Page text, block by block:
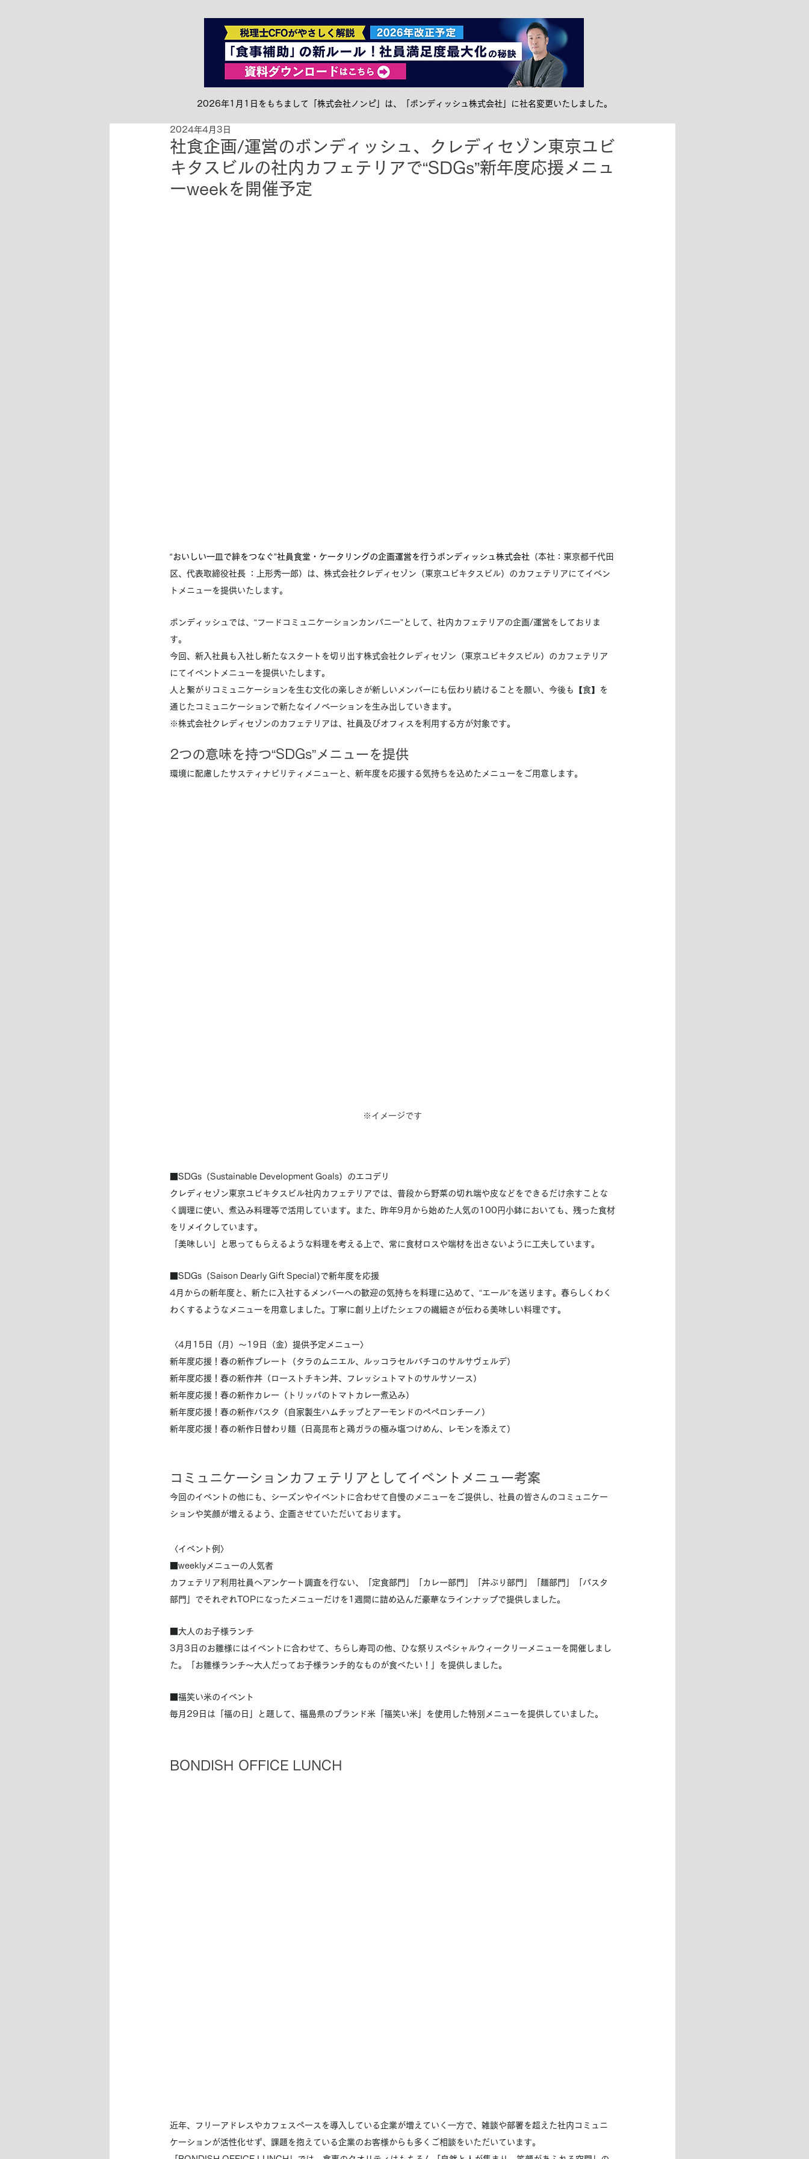
お知らせ&リリース 社食トピック ケータリング サステナブル メンバー紹介
社食企画/運営のボンディッシュ、クレディセゾン東京ユビ
キタスビルの社内カフェテリアで“SDGs”新年度応援メニュ
ーweekを開催予定
2024年4月3日
“おいしい一皿で絆をつなぐ”社員食堂・ケータリングの企画運営を行うボンディッシュ株式会社 （本社：東京都千代田
区、代表取締役社長 ：上形秀一郎）は、株式会社クレディセゾン（東京ユビキタスビル）のカフェテリアにてイベン
トメニューを提供いたします。
ボンディッシュでは、“フードコミュニケーションカンパニー”として、社内カフェテリアの企画/運営をしておりま
す。
今回、新入社員も入社し新たなスタートを切り出す株式会社クレディセゾン（東京ユビキタスビル）のカフェテリア
にてイベントメニューを提供いたします。
人と繋がりコミュニケーションを生む文化の楽しさが新しいメンバーにも伝わり続けることを願い、今後も【食】を
通じたコミュニケーションで新たなイノベーションを生み出していきます。
※株式会社クレディセゾンのカフェテリアは、社員及びオフィスを利用する方が対象です。
2つの意味を持つ“SDGs”メニューを提供
環境に配慮したサスティナビリティメニューと、新年度を応援する気持ちを込めたメニューをご用意します。
※イメージです
■SDGs（Sustainable Development Goals）のエコデリ
クレディセゾン東京ユビキタスビル社内カフェテリアでは、普段から野菜の切れ端や皮などをできるだけ余すことな
く調理に使い、煮込み料理等で活用しています。また、昨年9月から始めた人気の100円小鉢においても、残った食材
をリメイクしています。
「美味しい」と思ってもらえるような料理を考える上で、常に食材ロスや端材を出さないように工夫しています。
■SDGs（Saison Dearly Gift Special)で新年度を応援
4月からの新年度と、新たに入社するメンバーへの歓迎の気持ちを料理に込めて、“エール”を送ります。春らしくわく
わくするようなメニューを用意しました。丁寧に創り上げたシェフの繊細さが伝わる美味しい料理です。
〈4月15日（月）～19日（金）提供予定メニュー〉
新年度応援！春の新作プレート（タラのムニエル、ルッコラセルバチコのサルサヴェルデ）
新年度応援！春の新作丼（ローストチキン丼、フレッシュトマトのサルサソース）
新年度応援！春の新作カレー（トリッパのトマトカレー煮込み）
新年度応援！春の新作パスタ（自家製生ハムチップとアーモンドのペペロンチーノ）
新年度応援！春の新作日替わり麺（日高昆布と鶏ガラの極み塩つけめん、レモンを添えて）
コミュニケーションカフェテリアとしてイベントメニュー考案
今回のイベントの他にも、シーズンやイベントに合わせて自慢のメニューをご提供し、社員の皆さんのコミュニケー
ションや笑顔が増えるよう、企画させていただいております。
〈イベント例〉
■weeklyメニューの人気者
カフェテリア利用社員へアンケート調査を行ない、「定食部門」「カレー部門」「丼ぶり部門」「麺部門」「パスタ
部門」でそれぞれTOPになったメニューだけを1週間に詰め込んだ豪華なラインナップで提供しました。
■大人のお子様ランチ
3月3日のお雛様にはイベントに合わせて、ちらし寿司の他、ひな祭りスペシャルウィークリーメニューを開催しまし
た。「お雛様ランチ～大人だってお子様ランチ的なものが食べたい！」を提供しました。
■福笑い米のイベント
毎月29日は「福の日」と題して、福島県のブランド米「福笑い米」を使用した特別メニューを提供していました。
BONDISH OFFICE LUNCH
近年、フリーアドレスやカフェスペースを導入している企業が増えていく一方で、雑談や部署を超えた社内コミュニ
ケーションが活性化せず、課題を抱えている企業のお客様からも多くご相談をいただいています。
2026年1月1日をもちまして「株式会社ノンピ」は、「ボンディッシュ株式会社」に社名変更いたしました。